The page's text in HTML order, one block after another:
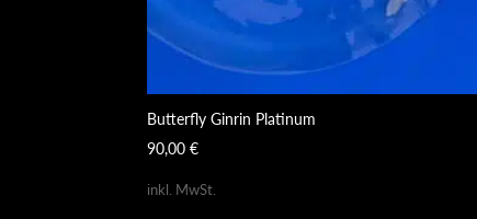
Butterfly Ginrin Platinum
90,00€
inkl. MwSt.